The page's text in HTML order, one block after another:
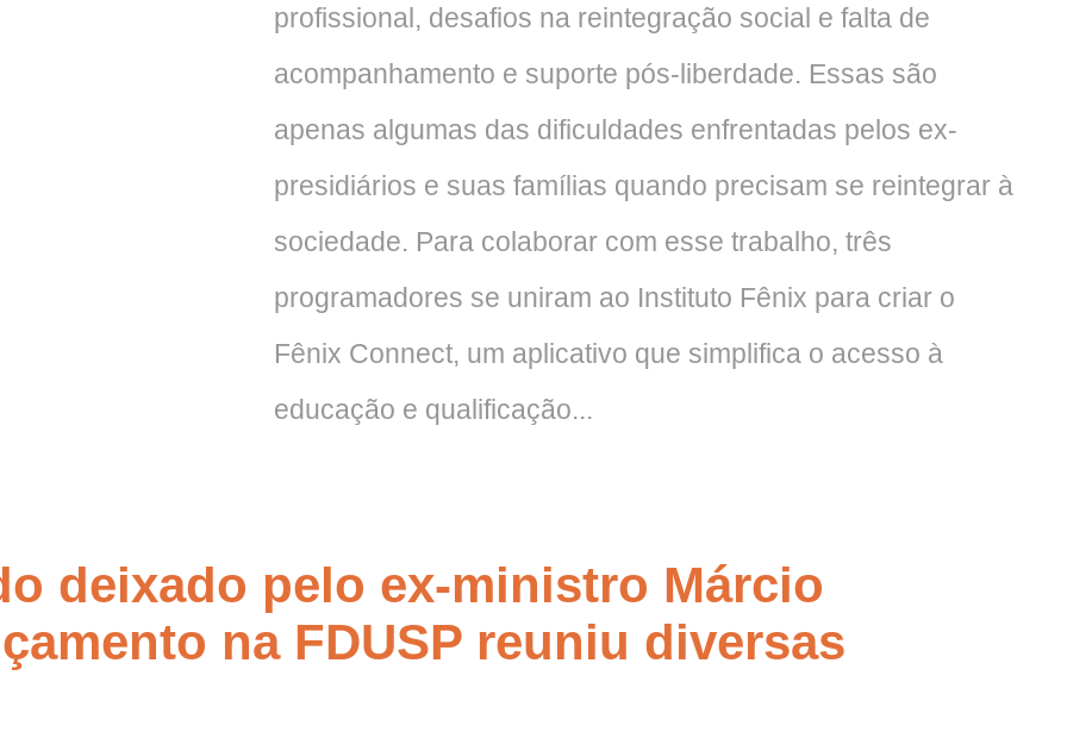
profissional, desafios na reintegração social e falta de
acompanhamento e suporte pós-liberdade. Essas são
apenas algumas das dificuldades enfrentadas pelos ex-
presidiários e suas famílias quando precisam se reintegrar à
sociedade. Para colaborar com esse trabalho, três
programadores se uniram ao Instituto Fênix para criar o
Fênix Connect, um aplicativo que simplifica o acesso à
educação e qualificação...
deixado pelo ex-ministro Márcio
na FDUSP reuniu diversas